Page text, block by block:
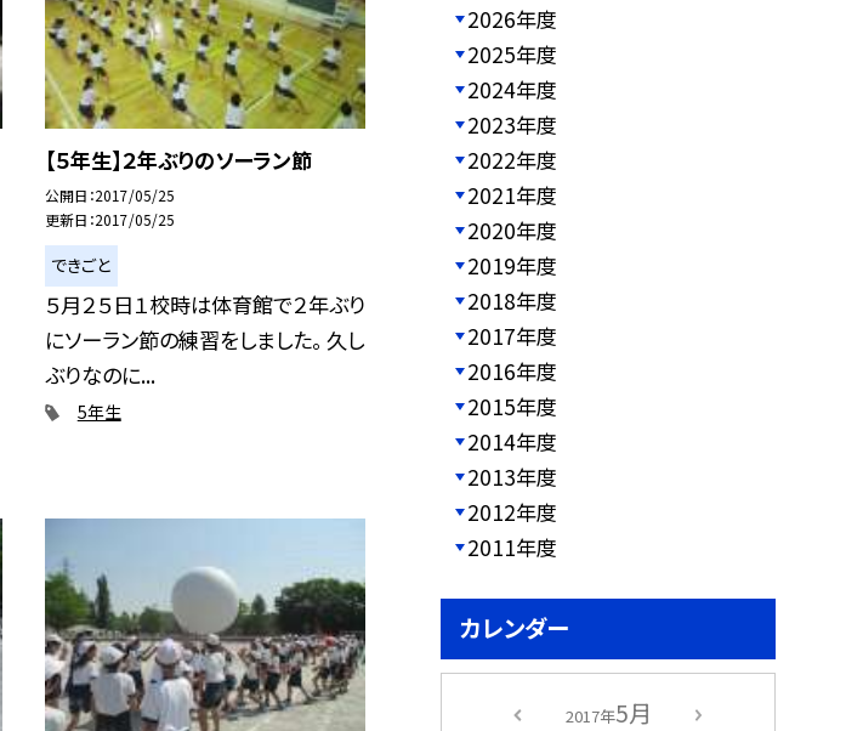
【５年生】２年ぶりのソーラン節
公開日 2017/05/25
更新日 2017/05/25
できごと
５月２５日１校時は体育館で２年ぶり
にソーラン節の練習をしました。 久し
ぶりなのに...
5年生
2026年度
2025年度
2024年度
2023年度
2022年度
2021年度
2020年度
2019年度
2018年度
2017年度
2016年度
2015年度
2014年度
2013年度
2012年度
2011年度
カレンダー
2017年5月